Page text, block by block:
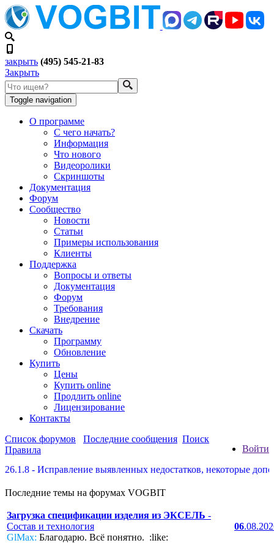
закрыть (495) 545-21-83
Закрыть
Toggle navigation
О программе
С чего начать?
Информация
Что нового
Видеоролики
Скриншоты
Документация
Форум
Сообщество
Новости
Статьи
Примеры использования
Клиенты
Поддержка
Вопросы и ответы
Документация
Форум
Требования
Внедрение
Скачать
Программу
Обновление
Купить
Цены
Купить online
Продлить online
Лицензирование
Контакты
Войти
Список форумов Последние сообщения Поиск
Правила
выявленных недостатков, некоторые дополнения по
Последние темы на форумах VOGBIT
Загрузка спецификации изделия из ЭКСЕЛЬ -
Состав и технология
GlMax: Благодарю. Всё понятно. :like:
06